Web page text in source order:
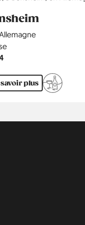
plus